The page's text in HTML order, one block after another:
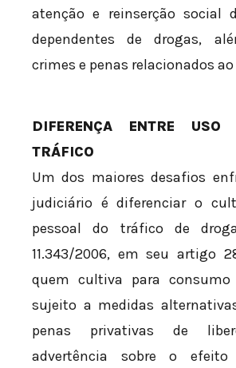
atenção e reinserção social
dependentes de drogas,
crimes e penas relacionados
DIFERENÇA ENTRE USO
TRÁFICO
Um dos maiores desafios
judiciário é diferenciar o
pessoal do tráfico de
11.343/2006, em seu artigo
quem cultiva para consumo
sujeito a medidas
penas privativas de
advertência sobre o efeito